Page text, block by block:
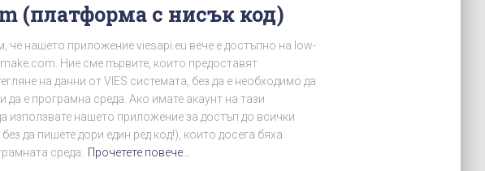
(платформа с нисък код)
че нашето приложение viesapi.eu вече е достъпно на low-
Ние сме първите, които предоставят
на данни от VIES системата, без да е необходимо да
да е програмна среда. Ако имате акаунт на тази
използвате нашето приложение за достъп до всички
да пишете дори един ред код!), които досега бяха
среда.
Прочетете повече…